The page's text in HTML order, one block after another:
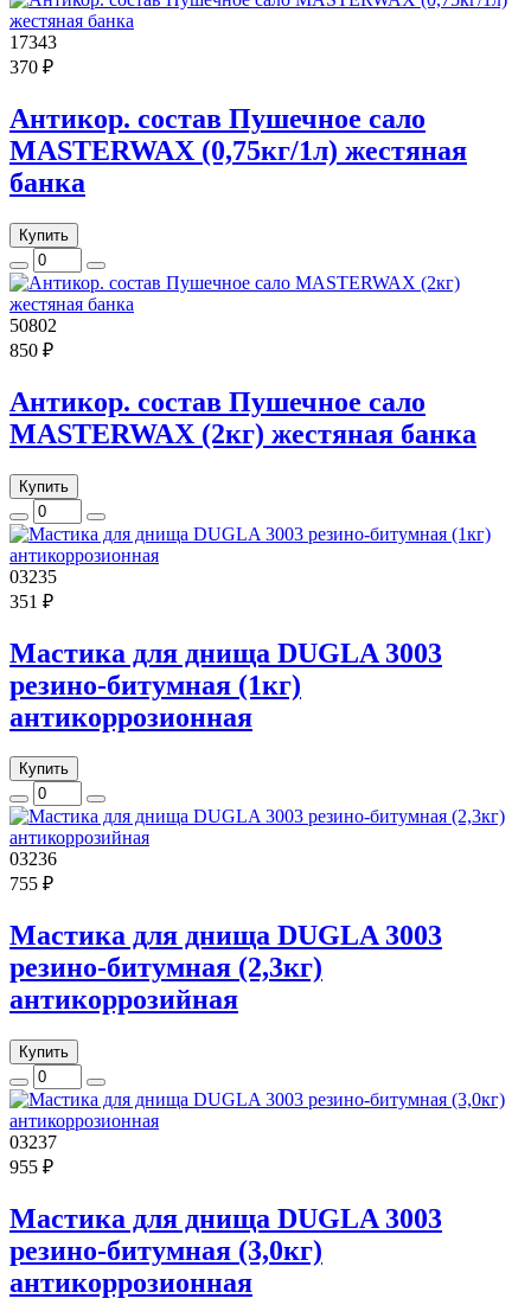
17343
370 ₽
Антикор. состав Пушечное сало
MASTERWAX (0,75кг/1л) жестяная
банка
Купить
50802
850 ₽
Антикор. состав Пушечное сало
MASTERWAX (2кг) жестяная банка
Купить
03235
351 ₽
Мастика для днища DUGLA 3003
резино-битумная (1кг)
антикоррозионная
Купить
03236
755 ₽
Мастика для днища DUGLA 3003
резино-битумная (2,3кг)
антикоррозийная
Купить
03237
955 ₽
Мастика для днища DUGLA 3003
резино-битумная (3,0кг)
антикоррозионная